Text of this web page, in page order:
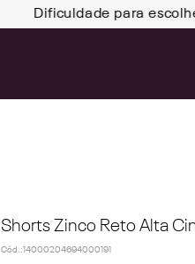
Dificuldade para
Shorts Zinco Reto Alta
Cód. :14000204694000191